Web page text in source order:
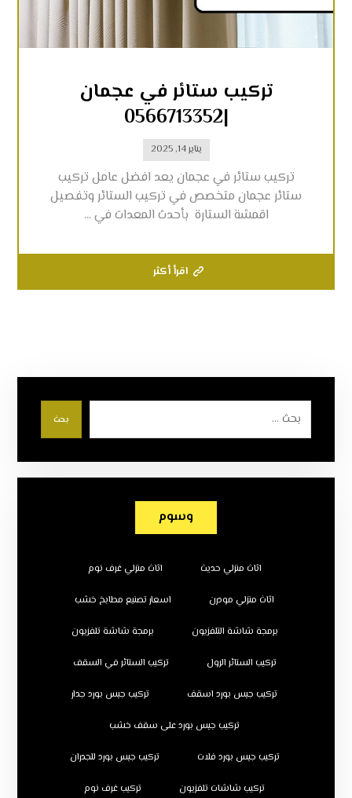
تركيب ستائر في عجمان
|0566713352
يناير 14, 2025
تركيب ستائر في عجمان يعد افضل عامل تركيب
ستائر عجمان متخصص في تركيب الستائر وتفصيل
اقمشة الستارة بأحدث المعدات في ...
اقرأ أكثر
بحث
وسوم
اثاث منزلي حديث اثاث منزلي غرف نوم
اثاث منزلي مودرن اسعار تصنيع مطابخ خشب
برمجة شاشة التلفزيون برمجة شاشة تلفزيون
تركيب الستائر الرول تركيب الستائر في السقف
تركيب جبس بورد اسقف تركيب جبس بورد جدار
تركيب جبس بورد على سقف خشب
تركيب جبس بورد فلات تركيب جبس بورد للجدران
تركيب شاشات تلفزيون تركيب غرف نوم